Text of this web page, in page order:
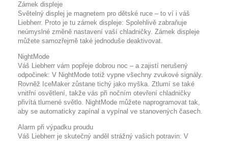
Zámek displeje
Světelný displej je magnetem pro dětské ruce – to ví i váš
Liebherr. Proto je tu zámek displeje: Spolehlivě zabraňuje
neúmyslné změně nastavení vaší chladničky. Zámek displeje
můžete samozřejmě také jednoduše deaktivovat.
NightMode
Váš Liebherr vám popřeje dobrou noc – a zajistí nerušený
odpočinek: V NightMode totiž vypne všechny zvukové signály.
Rovněž IceMaker zůstane tichý jako myška. Ztlumí se také
vnitřní osvětlení, takže vás při nočním otevření chladničky
přivítá tlumené světlo. NightMode můžete naprogramovat tak,
aby se automaticky zapínal a vypínal ve stanovených časech.
Alarm při výpadku proudu
Váš Liebherr je skutečný anděl strážný vašich potravin: V